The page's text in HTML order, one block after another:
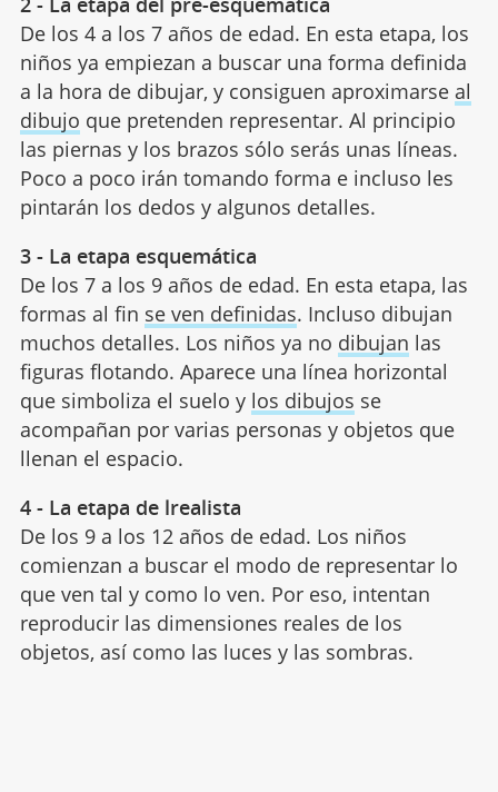
De los 4 a los 7 años de edad. En esta etapa, los
niños ya empiezan a buscar una forma definida
a la hora de dibujar, y consiguen aproximarse al
dibujo que pretenden representar. Al principio
las piernas y los brazos sólo serás unas líneas.
Poco a poco irán tomando forma e incluso les
pintarán los dedos y algunos detalles.
3 - La etapa esquemática
De los 7 a los 9 años de edad. En esta etapa, las
formas al fin se ven definidas. Incluso dibujan
muchos detalles. Los niños ya no dibujan las
figuras flotando. Aparece una línea horizontal
que simboliza el suelo y los dibujos se
acompañan por varias personas y objetos que
llenan el espacio.
4 - La etapa de lrealista
De los 9 a los 12 años de edad. Los niños
comienzan a buscar el modo de representar lo
que ven tal y como lo ven. Por eso, intentan
reproducir las dimensiones reales de los
objetos, así como las luces y las sombras.